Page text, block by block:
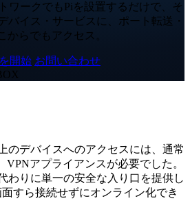
ワークでもPiを設置するだけで、そ
バイス・サービスに、ポート転送・
からでもアクセス。
開始 お問い合わせ
のデバイスへのアクセスには、通常
VPNアプライアンスが必要でした。
わりに単一の安全な入り口を提供し
すら接続せずにオンライン化でき